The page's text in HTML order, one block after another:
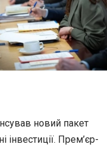
новий пакет
інвестиції. Прем’єр-